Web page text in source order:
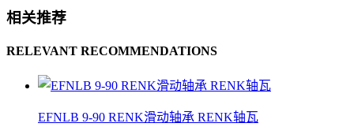
相关推荐
RELEVANT RECOMMENDATIONS
EFNLB 9-90 RENK滑动轴承 RENK轴瓦